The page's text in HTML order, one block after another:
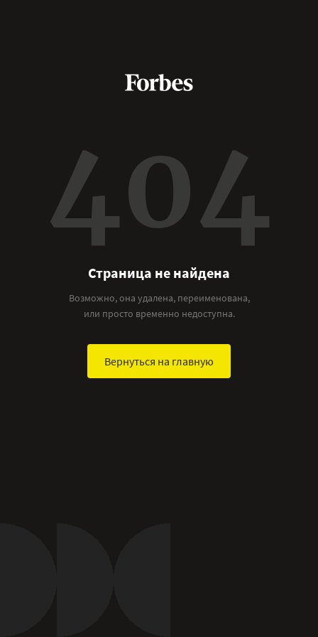
404
Страница не найдена
Возможно, она удалена, переименована,
или просто временно недоступна.
Вернуться на главную